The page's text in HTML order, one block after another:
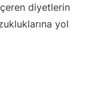
diyetlerin
yol